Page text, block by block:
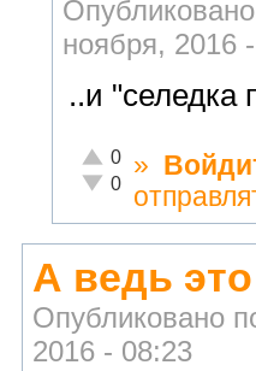
ноября, 2016
..и "селедка
Отлично!
0
Неадекватно!
0
»
А ведь
Опубликовано
2016 - 08:23